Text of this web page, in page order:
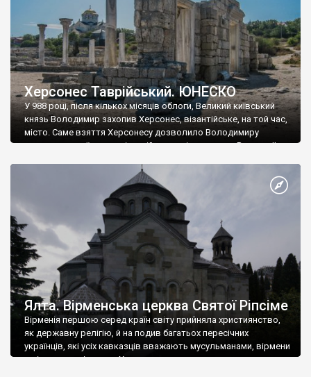
Херсонес Таврійський. ЮНЕСКО
У 988 році, після кількох місяців облоги, Великий київський
князь Володимир захопив Херсонес, візантійське, на той час,
місто. Саме взяття Херсонесу дозволило Володимиру
диктувати свої умови візантійському імператору Василю ІІ, та
Херсонесі Володимир-язичник, став Василем-християнином.
А потім було Хрещення Русі. На честь Херсонесу Таврійського
Ялта. Вірменська церква Святої Ріпсіме
Вірменія першою серед країн світу прийняла християнство,
як державну релігію, й на подив багатьох пересічних
українців, які усіх кавказців вважають мусульманами, вірмени
є відданими вірянами Христа